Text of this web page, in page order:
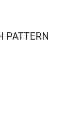
PATTERN